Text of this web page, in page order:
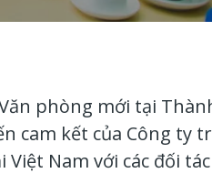
phòng mới tại
cam kết của Công ty
Nam với các đối